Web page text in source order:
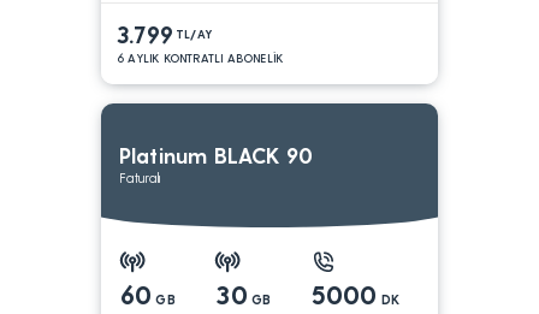
3.799 TL/AY
6 AYLIK KONTRATLI ABONELİK
Platinum BLACK 90
Faturalı
60 GB 30 GB 5000 DK